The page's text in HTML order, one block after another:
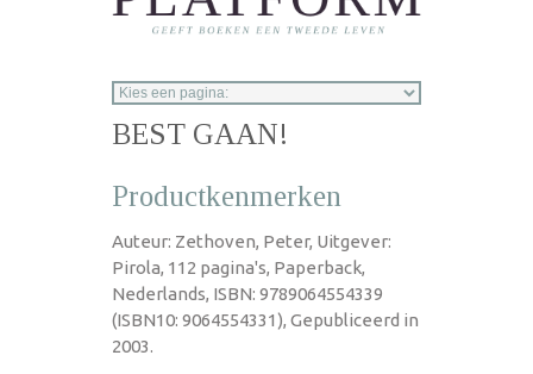
BEST GAAN!
Productkenmerken
Auteur: Zethoven, Peter, Uitgever:
Pirola, 112 pagina's, Paperback,
Nederlands, ISBN: 9789064554339
(ISBN10: 9064554331), Gepubliceerd in
2003.